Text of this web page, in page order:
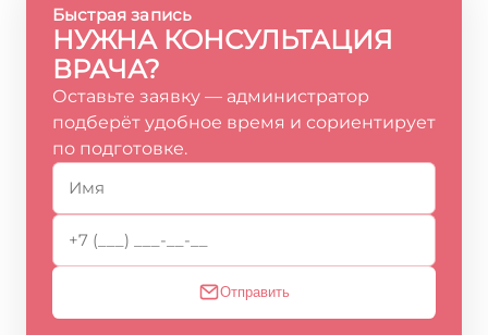
Быстрая запись
НУЖНА КОНСУЛЬТАЦИЯ
ВРАЧА?
Оставьте заявку — администратор
подберёт удобное время и сориентирует
по подготовке.
Отправить